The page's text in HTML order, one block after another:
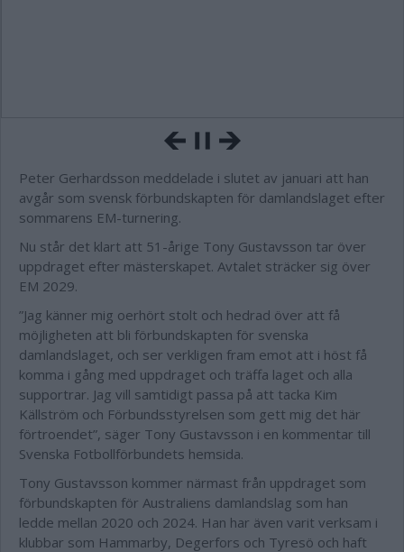
Peter Gerhardsson meddelade i slutet av januari att han
avgår som svensk förbundskapten för damlandslaget efter
sommarens EM-turnering.
Nu står det klart att 51-årige Tony Gustavsson tar över
uppdraget efter mästerskapet. Avtalet sträcker sig över
EM 2029.
”Jag känner mig oerhört stolt och hedrad över att få
möjligheten att bli förbundskapten för svenska
damlandslaget, och ser verkligen fram emot att i höst få
komma i gång med uppdraget och träffa laget och alla
supportrar. Jag vill samtidigt passa på att tacka Kim
Källström och Förbundsstyrelsen som gett mig det här
förtroendet”, säger Tony Gustavsson i en kommentar till
Svenska Fotbollförbundets hemsida.
Tony Gustavsson kommer närmast från uppdraget som
förbundskapten för Australiens damlandslag som han
ledde mellan 2020 och 2024. Han har även varit verksam i
klubbar som Hammarby, Degerfors och Tyresö och haft